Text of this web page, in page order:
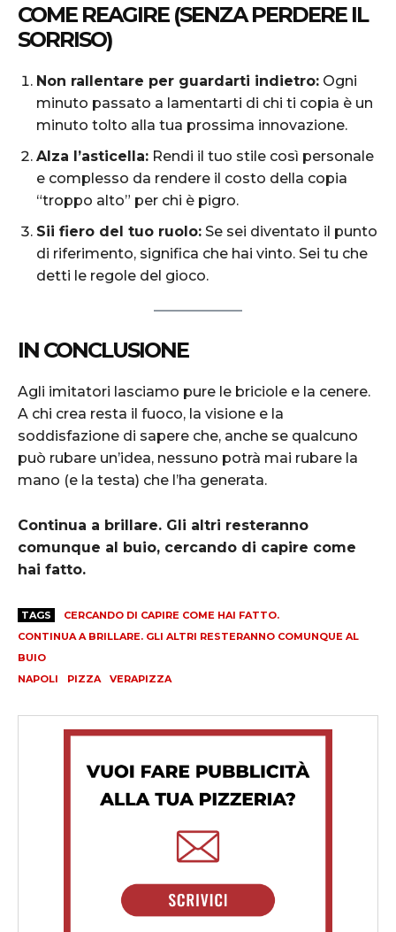
COME REAGIRE (SENZA PERDERE IL
SORRISO)
Non rallentare per guardarti indietro: Ogni
minuto passato a lamentarti di chi ti copia è un
minuto tolto alla tua prossima innovazione.
Alza l’asticella: Rendi il tuo stile così personale
e complesso da rendere il costo della copia
“troppo alto” per chi è pigro.
Sii fiero del tuo ruolo: Se sei diventato il punto
di riferimento, significa che hai vinto. Sei tu che
detti le regole del gioco.
IN CONCLUSIONE
Agli imitatori lasciamo pure le briciole e la cenere.
A chi crea resta il fuoco, la visione e la
soddisfazione di sapere che, anche se qualcuno
può rubare un’idea, nessuno potrà mai rubare la
mano (e la testa) che l’ha generata.
Continua a brillare. Gli altri resteranno
comunque al buio, cercando di capire come
hai fatto.
TAGS
CERCANDO DI CAPIRE COME HAI FATTO.
CONTINUA A BRILLARE. GLI ALTRI RESTERANNO COMUNQUE AL
BUIO
NAPOLI
PIZZA VERAPIZZA